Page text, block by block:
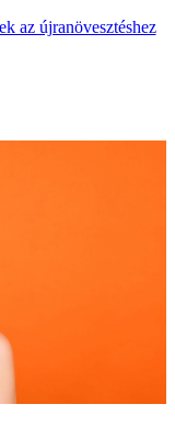
az újranövesztéshez